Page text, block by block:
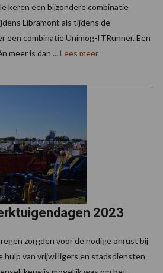
keren een bijzondere combinatie
Libramont als tijdens de
een combinatie Unimog-ITRunner. Een
meer is dan ... Lees meer
2023
zorgden voor de nodige onrust bij
hulp van vrijwilligers en stadsdiensten